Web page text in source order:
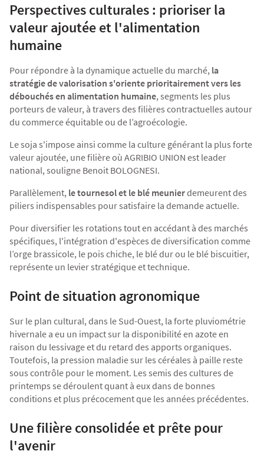
Perspectives culturales : prioriser la
valeur ajoutée et l'alimentation
humaine
Pour répondre à la dynamique actuelle du marché, la
stratégie de valorisation s'oriente prioritairement vers les
débouchés en alimentation humaine, segments les plus
porteurs de valeur, à travers des filières contractuelles autour
du commerce équitable ou de l’agroécologie.
Le soja s'impose ainsi comme la culture générant la plus forte
valeur ajoutée, une filière où AGRIBIO UNION est leader
national, souligne Benoit BOLOGNESI.
Parallèlement, le tournesol et le blé meunierdemeurent des
piliers indispensables pour satisfaire la demande actuelle.
Pour diversifier les rotations tout en accédant à des marchés
spécifiques, l'intégration d'espèces de diversification comme
l’orge brassicole, le pois chiche, le blé dur ou le blé biscuitier,
représente un levier stratégique et technique.
Point de situation agronomique
Sur le plan cultural, dans le Sud-Ouest, la forte pluviométrie
hivernale a eu un impact sur la disponibilité en azote en
raison du lessivage et du retard des apports organiques.
Toutefois, la pression maladie sur les céréales à paille reste
sous contrôle pour le moment. Les semis des cultures de
printemps se déroulent quant à eux dans de bonnes
conditions et plus précocement que les années précédentes.
Une filière consolidée et prête pour
l'avenir